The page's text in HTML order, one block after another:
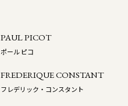
PAUL PICOT
ポール ピコ
FREDERIQUE CONSTANT
フレデリック・コンスタント